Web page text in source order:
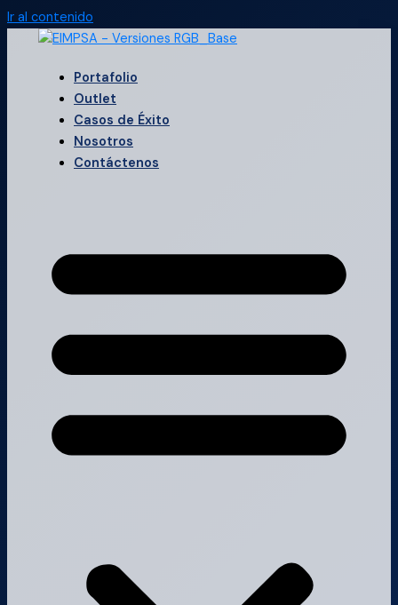
Ir al contenido
Portafolio
Outlet
Casos de Éxito
Nosotros
Contáctenos